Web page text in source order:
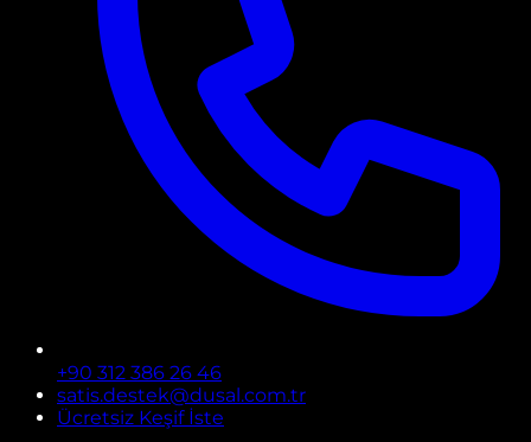
+90 312 386 26 46
satis.destek@dusal.com.tr
Ücretsiz Keşif İste